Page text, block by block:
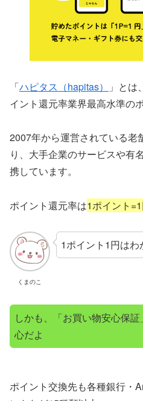
「ハピタス（hapitas）
」と
イント還元率業界最高水準の
2007年から運営されている老
り、大手企業のサービスや有
携しています。
ポイント還元率は1ポイント
くまのこ
1ポイント1円はわ
しかも、「お買い物安心保
心だよ
ポイント交換先も各種銀行・